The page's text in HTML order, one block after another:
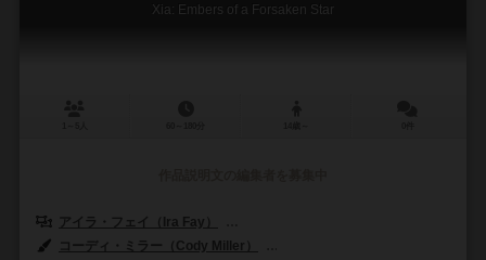
Xia: Embers of a Forsaken Star
アイラ・フェイ（Ira Fay）
コーディ・ミラー（Cody Miller）